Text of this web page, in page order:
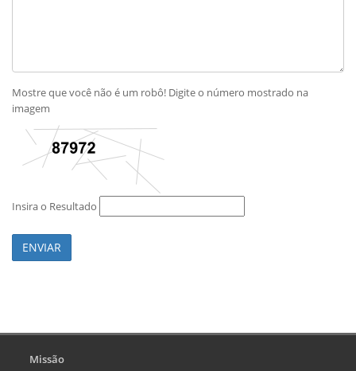
Mostre que você não é um robô! Digite o número mostrado na
imagem
Insira o Resultado
ENVIAR
Missão